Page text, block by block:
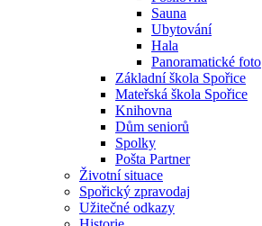
Sauna
Ubytování
Hala
Panoramatické foto
Základní škola Spořice
Mateřská škola Spořice
Knihovna
Dům seniorů
Spolky
Pošta Partner
Životní situace
Spořický zpravodaj
Užitečné odkazy